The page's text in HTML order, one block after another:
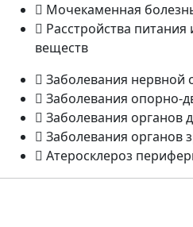
Мочекаменная
Расстройства
веществ
Заболевания нервной
Заболевания опорно-
Заболевания органов
Заболевания органов
Атеросклероз